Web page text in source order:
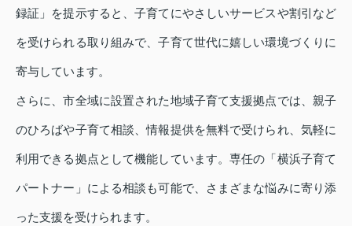
録証」を提示すると、子育てにやさしいサービスや割引など
を受けられる取り組みで、子育て世代に嬉しい環境づくりに
寄与しています。
さらに、市全域に設置された地域子育て支援拠点では、親子
のひろばや子育て相談、情報提供を無料で受けられ、気軽に
利用できる拠点として機能しています。専任の「横浜子育て
パートナー」による相談も可能で、さまざまな悩みに寄り添
った支援を受けられます。